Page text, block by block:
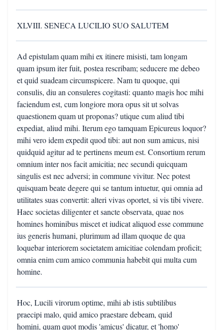
XLVIII. SENECA LUCILIO SUO SALUTEM
Ad epistulam quam mihi ex itinere misisti, tam longam
quam ipsum iter fuit, postea rescribam; seducere me debeo
et quid suadeam circumspicere. Nam tu quoque, qui
consulis, diu an consuleres cogitasti: quanto magis hoc mihi
faciendum est, cum longiore mora opus sit ut solvas
quaestionem quam ut proponas? utique cum aliud tibi
expediat, aliud mihi. Iterum ego tamquam Epicureus loquor?
mihi vero idem expedit quod tibi: aut non sum amicus, nisi
quidquid agitur ad te pertinens meum est. Consortium rerum
omnium inter nos facit amicitia; nec secundi quicquam
singulis est nec adversi; in commune vivitur. Nec potest
quisquam beate degere qui se tantum intuetur, qui omnia ad
utilitates suas convertit: alteri vivas oportet, si vis tibi vivere.
Haec societas diligenter et sancte observata, quae nos
homines hominibus miscet et iudicat aliquod esse commune
ius generis humani, plurimum ad illam quoque de qua
loquebar interiorem societatem amicitiae colendam proficit;
omnia enim cum amico communia habebit qui multa cum
homine.
Hoc, Lucili virorum optime, mihi ab istis subtilibus
praecipi malo, quid amico praestare debeam, quid
homini, quam quot modis 'amicus' dicatur, et 'homo'